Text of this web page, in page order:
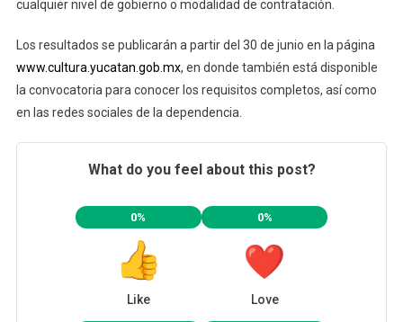
cualquier nivel de gobierno o modalidad de contratación.
Los resultados se publicarán a partir del 30 de junio en la página
www.cultura.yucatan.gob.mx, en donde también está disponible
la convocatoria para conocer los requisitos completos, así como
en las redes sociales de la dependencia.
What do you feel about this post?
0%
Like
0%
Love